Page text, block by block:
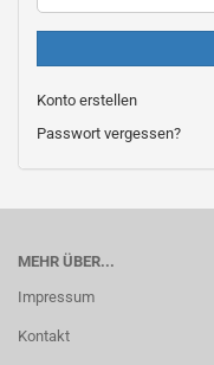
Konto erstellen
Passwort vergessen?
MEHR ÜBER...
Impressum
Kontakt